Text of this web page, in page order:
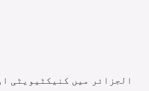
الجزائر میں کنیکٹیویٹی